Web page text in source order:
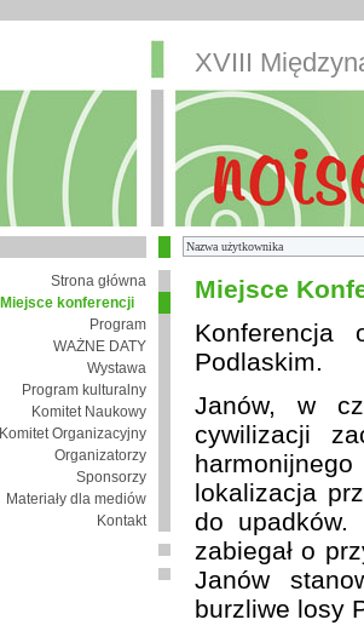
XVIII
Strona główna
Miejsce konferencji
Program
WAŻNE DATY
Wystawa
Program kulturalny
Komitet Naukowy
Komitet Organizacyjny
Organizatorzy
Sponsorzy
Materiały dla mediów
Kontakt
Miejsce
Podlaskim.
Janów, w
cywilizacji
lokalizacja
do upadków.
zabiegał o
Janów
burzliwe losy